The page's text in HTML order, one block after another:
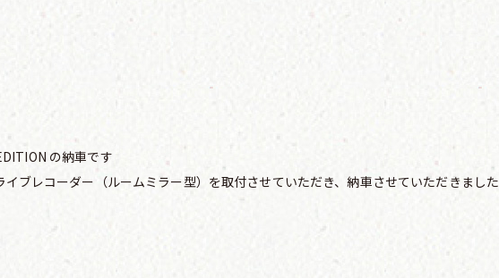
の納車です
ブレコーダー（ルームミラー型）を取付させていただき、納車させていただきました